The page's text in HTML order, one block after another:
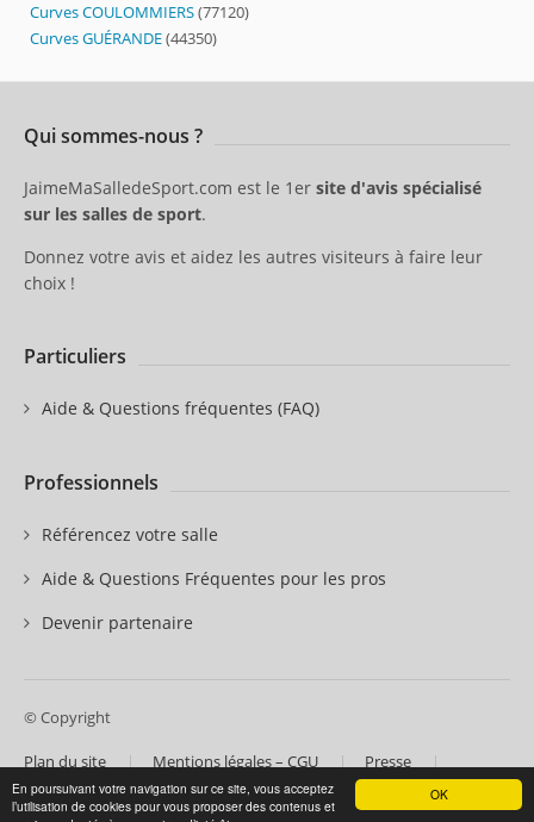
OK
En poursuivant votre navigation sur ce site, vous acceptez
l’utilisation de cookies pour vous proposer des contenus et
Curves COULOMMIERS(77120)
Curves GUÉRANDE(44350)
Qui sommes-nous ?
JaimeMaSalledeSport.com est le 1er site d'avis spécialisé
sur les salles de sport.
Donnez votre avis et aidez les autres visiteurs à faire leur
choix !
Particuliers
Aide & Questions fréquentes (FAQ)
Professionnels
Référencez votre salle
Aide & Questions Fréquentes pour les pros
Devenir partenaire
© Copyright
Plan du site Mentions légales – CGU Presse